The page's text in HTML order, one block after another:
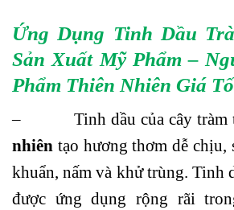
Ứng Dụng Tinh Dầu
Sản Xuất Mỹ Phẩm –
Phẩm Thiên Nhiên Giá
– Tinh dầu của cây tràm
nhiên tạo hương thơm dễ chịu,
khuẩn, nấm và khử trùng. Tinh
được ứng dụng rộng rãi